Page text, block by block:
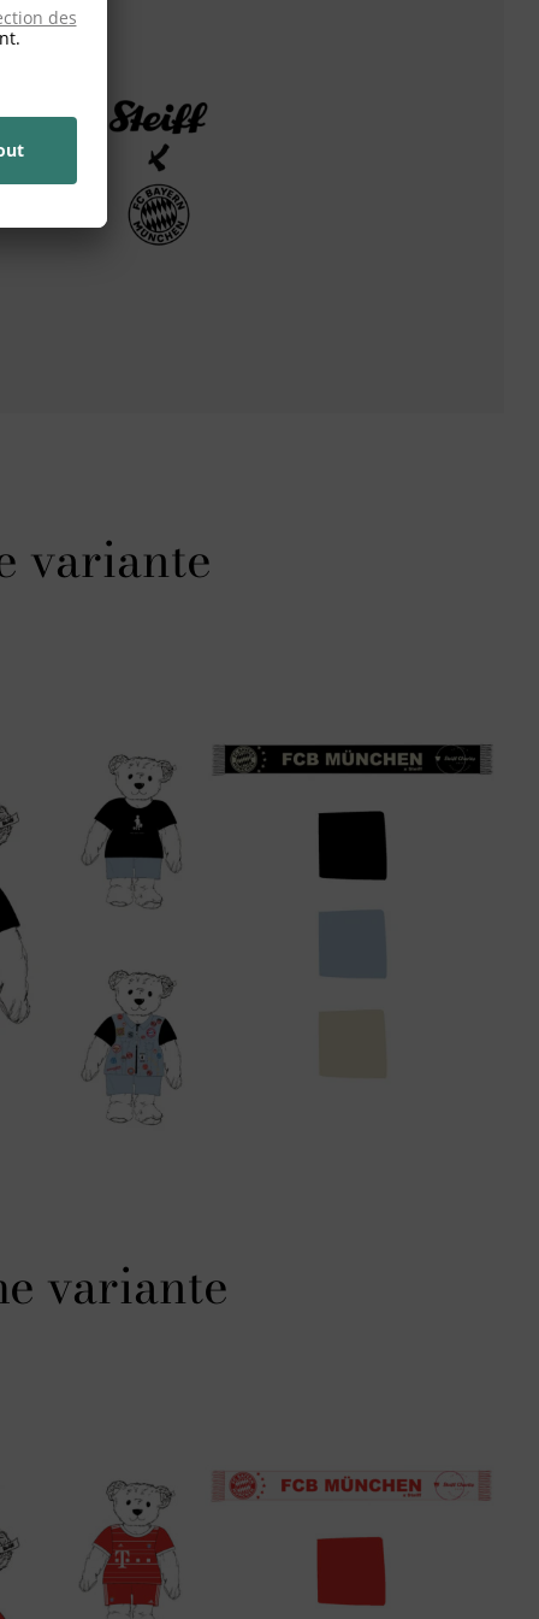
variante
variante